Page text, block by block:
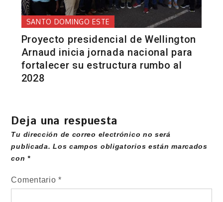
SANTO DOMINGO ESTE
Proyecto presidencial de Wellington
Arnaud inicia jornada nacional para
fortalecer su estructura rumbo al
2028
Deja una respuesta
Tu dirección de correo electrónico no será
publicada. Los campos obligatorios están marcados
con*
Comentario*